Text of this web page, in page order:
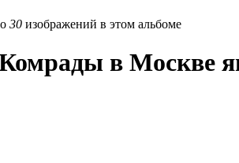
30 изображений в этом альбоме
в Москве